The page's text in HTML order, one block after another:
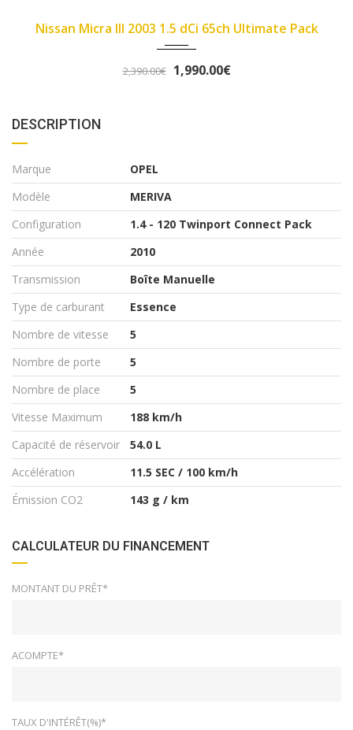
Pack Fiat Panda II 2007 1.1 8v 54ch
DESCRIPTION
Marque
OPEL
Modèle
MERIVA
Configuration
1.4 - 120 Twinport Connect Pack
Année
2010
Transmission
Boîte Manuelle
Type de carburant
Essence
Nombre de vitesse
5
Nombre de porte
5
Nombre de place
5
Vitesse Maximum
188 km/h
Capacité de réservoir
54.0 L
Accélération
11.5 SEC / 100 km/h
Émission CO2
143 g / km
CALCULATEUR DU FINANCEMENT
MONTANT DU PRÊT*
ACOMPTE*
TAUX D'INTÉRÊT(%)*